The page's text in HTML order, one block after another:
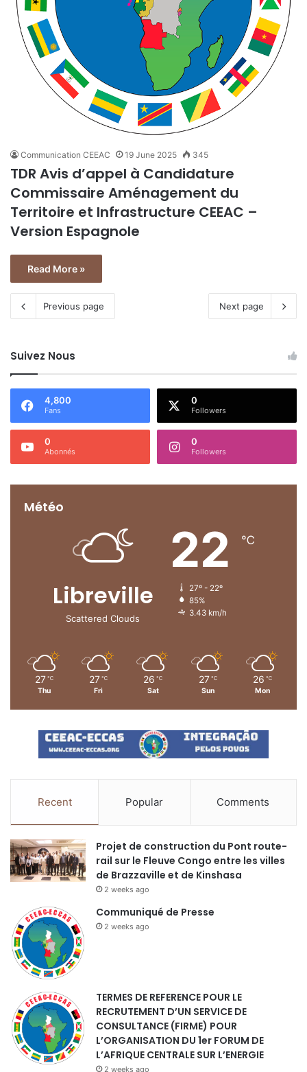
Communication CEEAC 19 June 2025 345
TDR Avis d’appel à Candidature
Commissaire Aménagement du
Territoire et Infrastructure CEEAC –
Version Espagnole
Read More »
Previous page Next page
Suivez Nous
4,800
Fans
0
Followers
0
Abonnés
0
Followers
Météo
Libreville
Scattered Clouds
22 ℃
27º - 22º
85%
3.43 km/h
27 ℃
Thu
27 ℃
Fri
26 ℃
Sat
27 ℃
Sun
26 ℃
Mon
Recent Popular Comments
Projet de construction du Pont route-
rail sur le Fleuve Congo entre les villes
de Brazzaville et de Kinshasa
2 weeks ago
Communiqué de Presse
2 weeks ago
TERMES DE REFERENCE POUR LE
RECRUTEMENT D’UN SERVICE DE
CONSULTANCE (FIRME) POUR
L’ORGANISATION DU 1er FORUM DE
L’AFRIQUE CENTRALE SUR L’ENERGIE
2 weeks ago